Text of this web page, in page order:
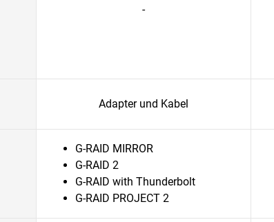
-
Adapter und Kabel
G-RAID MIRROR
G-RAID 2
G-RAID with Thunderbolt
G-RAID PROJECT 2